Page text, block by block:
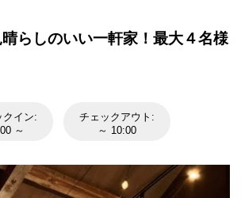
晴らしのいい一軒家！最大４名様
クイン:
～
チェックアウト:
～ 10:00